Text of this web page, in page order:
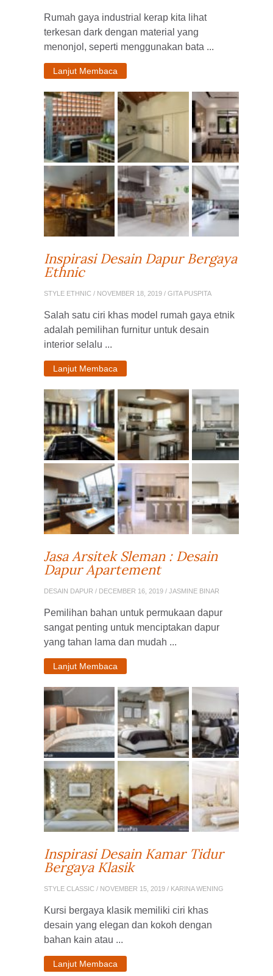
Rumah gaya industrial kerap kita lihat
terkesan dark dengan material yang
menonjol, seperti menggunakan bata ...
Lanjut Membaca
Inspirasi Desain Dapur Bergaya
Ethnic
STYLE ETHNIC / NOVEMBER 18, 2019 / GITA PUSPITA
Salah satu ciri khas model rumah gaya etnik
adalah pemilihan furnitur untuk desain
interior selalu ...
Lanjut Membaca
Jasa Arsitek Sleman : Desain
Dapur Apartement
DESAIN DAPUR / DECEMBER 16, 2019 / JASMINE BINAR
Pemilihan bahan untuk permukaan dapur
sangat penting untuk menciptakan dapur
yang tahan lama dan mudah ...
Lanjut Membaca
Inspirasi Desain Kamar Tidur
Bergaya Klasik
STYLE CLASSIC / NOVEMBER 15, 2019 / KARINA WENING
Kursi bergaya klasik memiliki ciri khas
desain yang elegan dan kokoh dengan
bahan kain atau ...
Lanjut Membaca